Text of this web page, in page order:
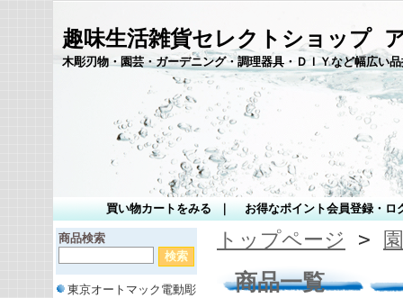
趣味生活雑貨セレクトショップ
木彫刃物・園芸・ガーデニング・調理器具・ＤＩＹなど幅広い
買い物カートをみる お得なポイント会員登録・ロ
商品検索
東京オートマック電動彫
トップページ >
商品一覧